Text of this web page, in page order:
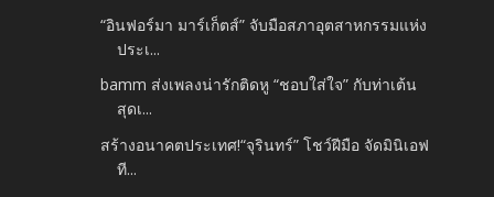
“อินฟอร์มา มาร์เก็ตส์” จับมือสภาอุตสาหกรรมแห่ง
ประเ...
bamm ส่งเพลงน่ารักติดหู “ชอบใส่ใจ” กับท่าเต้น
สุดเ...
สร้างอนาคตประเทศ!“จุรินทร์” โชว์ฝีมือ จัดมินิเอฟ
ที...